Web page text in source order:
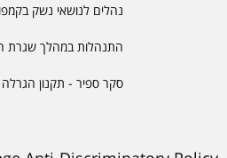
נהלים לנושאי נשק
התנהלות במהלך שגרת
סקר ספיר - תקנון הגרלה